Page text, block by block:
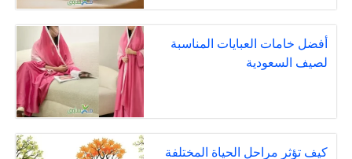
أفضل خامات العبايات المناسبة
لصيف السعودية
كيف تؤثر مراحل الحياة المختلفة